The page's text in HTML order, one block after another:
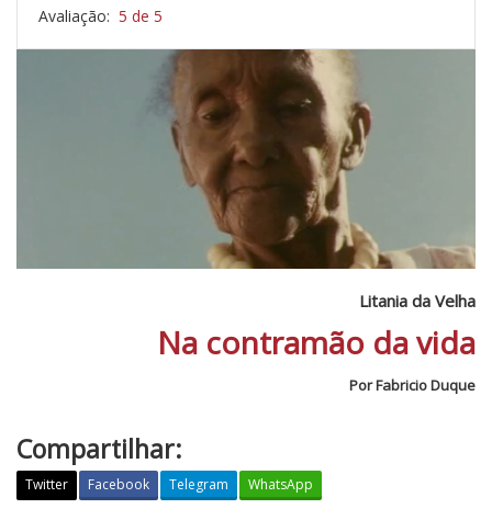
Avaliação: 5 de 5
Litania da Velha
Na contramão da vida
Por Fabricio Duque
Compartilhar:
Twitter Facebook Telegram WhatsApp